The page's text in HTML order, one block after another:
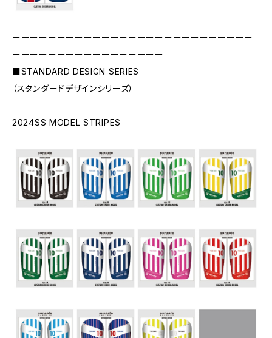
ーーーーーーーーーーーーーーーーーーーーーーーーーーー
ーーーーーーーーーーーーーーーーー
■STANDARD DESIGN SERIES
（スタンダードデザインシリーズ）
2024SS MODEL STRIPES